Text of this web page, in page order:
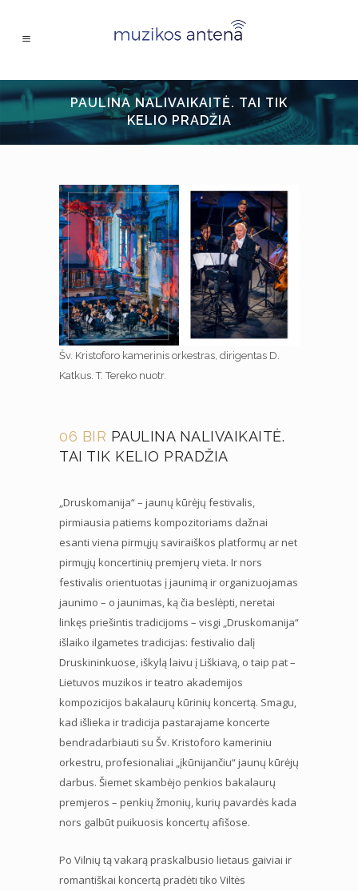
PAULINA NALIVAIKAITĖ. TAI TIK
KELIO PRADŽIA
Šv. Kristoforo kamerinis orkestras, dirigentas D.
Katkus. T. Tereko nuotr.
06 BIR PAULINA NALIVAIKAITĖ.
TAI TIK KELIO PRADŽIA
„Druskomanija“ – jaunų kūrėjų festivalis,
pirmiausia patiems kompozitoriams dažnai
esanti viena pirmųjų saviraiškos platformų ar net
pirmųjų koncertinių premjerų vieta. Ir nors
festivalis orientuotas į jaunimą ir organizuojamas
jaunimo – o jaunimas, ką čia beslėpti, neretai
linkęs priešintis tradicijoms – visgi „Druskomanija“
išlaiko ilgametes tradicijas: festivalio dalį
Druskininkuose, iškylą laivu į Liškiavą, o taip pat –
Lietuvos muzikos ir teatro akademijos
kompozicijos bakalaurų kūrinių koncertą. Smagu,
kad išlieka ir tradicija pastarajame koncerte
bendradarbiauti su Šv. Kristoforo kameriniu
orkestru, profesionaliai „įkūnijančiu“ jaunų kūrėjų
darbus. Šiemet skambėjo penkios bakalaurų
premjeros – penkių žmonių, kurių pavardės kada
nors galbūt puikuosis koncertų afišose.
Po Vilnių tą vakarą praskalbusio lietaus gaiviai ir
romantiškai koncertą pradėti tiko Viltės